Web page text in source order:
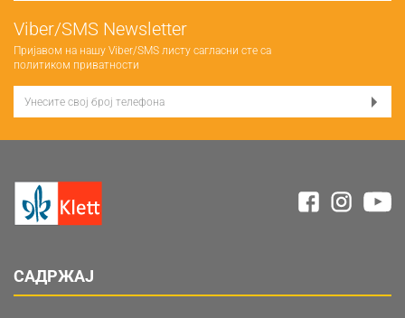
Viber/SMS Newsletter
Пријавом на нашу Viber/SMS листу сагласни сте са
политиком приватности
САДРЖАЈ